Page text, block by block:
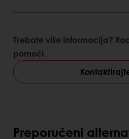
Trebate više informacija?
pomoći.
Preporučeni